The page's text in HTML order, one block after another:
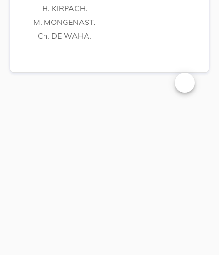
H. KIRPACH.
M. MONGENAST.
Ch. DE WAHA.
Changer la